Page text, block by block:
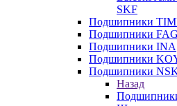
SKF
Подшипники
Подшипники FAG
Подшипники INA
Подшипники
Подшипники
Назад